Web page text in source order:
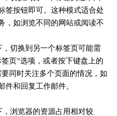
签按钮即可。这种模式适合处
，如浏览不同的网站或阅读不
切换到另一个标签页可能需
页”选项，或者按下键盘上的
同时关注多个页面的情况，如
件和回复工作邮件。
浏览器的资源占用相对较